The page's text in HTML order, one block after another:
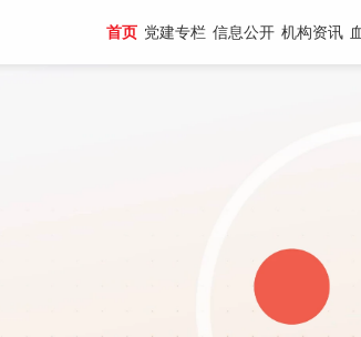
首页 党建专栏 信息公开 机构资讯